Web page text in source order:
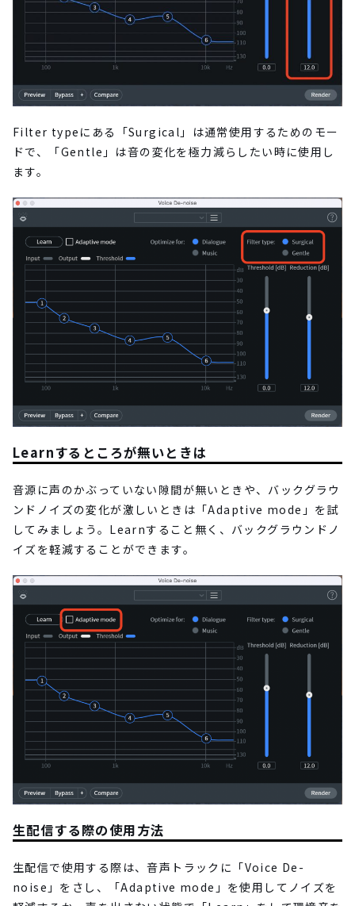
Filter typeにある「Surgical」は通常使用するためのモー
ドで、「Gentle」は音の変化を極力減らしたい時に使用し
ます。
Learnするところが無いときは
音源に声のかぶっていない隙間が無いときや、バックグラウ
ンドノイズの変化が激しいときは「Adaptive mode」を試
してみましょう。Learnすること無く、バックグラウンドノ
イズを軽減することができます。
生配信する際の使用方法
生配信で使用する際は、音声トラックに「Voice De-
noise」をさし、「Adaptive mode」を使用してノイズを